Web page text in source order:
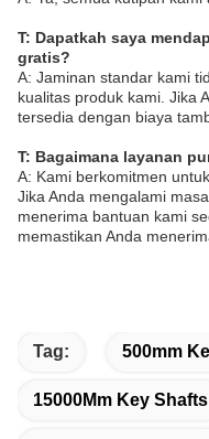
T: Dapatkah saya
gratis?
A: Jaminan standar kami
kualitas produk kami. Jika
tersedia dengan biaya
T: Bagaimana layanan
A: Kami berkomitmen
Jika Anda mengalami
menerima bantuan kami
memastikan Anda
Tag: 500mm
15000Mm Key Shafts